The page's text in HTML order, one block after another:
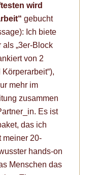
wird
gebucht
Ich biete
„3er-Block
von 2
mehr im
zusammen
Es ist
das ich
meiner 20-
hands-on
Menschen das